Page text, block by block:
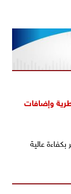
وإضافات
عالية